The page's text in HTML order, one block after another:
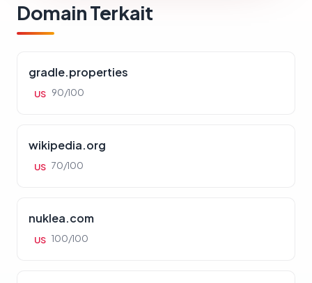
Domain Terkait
gradle.properties
US 90/100
wikipedia.org
US 70/100
nuklea.com
US 100/100